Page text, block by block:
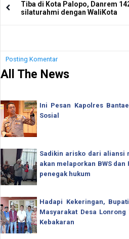
Tiba di Kota Palopo, Danrem
silaturahmi dengan WaliKota
Posting Komentar
All The News
Ini Pesan Kapolres
Sosial
Sadikin arisko dari aliansi
akan melaporkan BWS
penegak hukum
Hadapi Kekeringan,
Masyarakat Desa
Kebakaran